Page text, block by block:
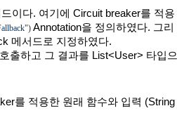
이다. 여기에 Circuit breaker를 적용
) Annotation을 정의하였다. 그리
메서드로 지정하였다.
출하고 그 결과를 List<User> 타입으
를 적용한 원래 함수와 입력 (String